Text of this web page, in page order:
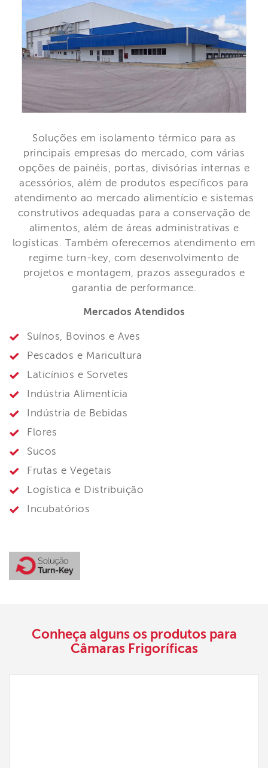
Soluções em isolamento térmico para as
principais empresas do mercado, com várias
opções de painéis, portas, divisórias internas e
acessórios, além de produtos específicos para
atendimento ao mercado alimentício e sistemas
construtivos adequadas para a conservação de
alimentos, além de áreas administrativas e
logísticas. Também oferecemos atendimento em
regime turn-key, com desenvolvimento de
projetos e montagem, prazos assegurados e
garantia de performance.
Mercados Atendidos
Suínos, Bovinos e Aves
Pescados e Maricultura
Laticínios e Sorvetes
Indústria Alimentícia
Indústria de Bebidas
Flores
Sucos
Frutas e Vegetais
Logística e Distribuição
Incubatórios
Conheça alguns os produtos para
Câmaras Frigoríficas